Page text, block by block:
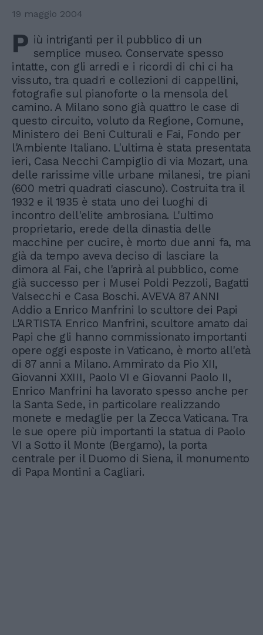
19 maggio 2004
P iù intriganti per il pubblico di un
semplice museo. Conservate spesso
intatte, con gli arredi e i ricordi di chi ci ha
vissuto, tra quadri e collezioni di cappellini,
fotografie sul pianoforte o la mensola del
camino. A Milano sono già quattro le case di
questo circuito, voluto da Regione, Comune,
Ministero dei Beni Culturali e Fai, Fondo per
l'Ambiente Italiano. L'ultima è stata presentata
ieri, Casa Necchi Campiglio di via Mozart, una
delle rarissime ville urbane milanesi, tre piani
(600 metri quadrati ciascuno). Costruita tra il
1932 e il 1935 è stata uno dei luoghi di
incontro dell'elite ambrosiana. L'ultimo
proprietario, erede della dinastia delle
macchine per cucire, è morto due anni fa, ma
già da tempo aveva deciso di lasciare la
dimora al Fai, che l'aprirà al pubblico, come
già successo per i Musei Poldi Pezzoli, Bagatti
Valsecchi e Casa Boschi. AVEVA 87 ANNI
Addio a Enrico Manfrini lo scultore dei Papi
L'ARTISTA Enrico Manfrini, scultore amato dai
Papi che gli hanno commissionato importanti
opere oggi esposte in Vaticano, è morto all'età
di 87 anni a Milano. Ammirato da Pio XII,
Giovanni XXIII, Paolo VI e Giovanni Paolo II,
Enrico Manfrini ha lavorato spesso anche per
la Santa Sede, in particolare realizzando
monete e medaglie per la Zecca Vaticana. Tra
le sue opere più importanti la statua di Paolo
VI a Sotto il Monte (Bergamo), la porta
centrale per il Duomo di Siena, il monumento
di Papa Montini a Cagliari.